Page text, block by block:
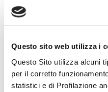
Questo sito web utilizza i
Questo Sito utilizza alcuni
per il corretto
statistici e di Profilazione
Retrouvez toutes les
surson site Internet
Partagez l’actualité